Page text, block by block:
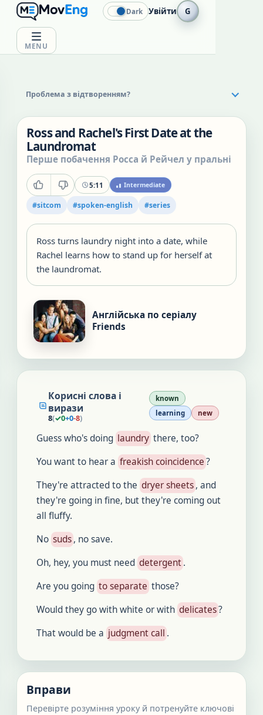
MENU
Dark Увійти G
Проблема з відтворенням?
Ross and Rachel's First Date at the
Laundromat
Перше побачення Росса й Рейчел у пральні
5:11 Intermediate
#sitcom #spoken-english #series
Ross turns laundry night into a date, while
Rachel learns how to stand up for herself at
the laundromat.
Англійська по серіалу
Friends
Корисні слова і
вирази
8(✓0+0-8)
known
learning
new
Guess who's doing laundry there, too?
You want to hear a freakish coincidence?
They're attracted to the dryer sheets, and
they're going in fine, but they're coming out
all fluffy.
No suds, no save.
Oh, hey, you must need detergent.
Are you going to separate those?
Would they go with white or with delicates?
That would be a judgment call .
Вправи
Перевірте розуміння уроку й потренуйте ключові